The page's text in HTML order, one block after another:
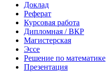
Доклад
Реферат
Курсовая работа
Дипломная / ВКР
Магистерская
Эссе
Решение по математике
Презентация